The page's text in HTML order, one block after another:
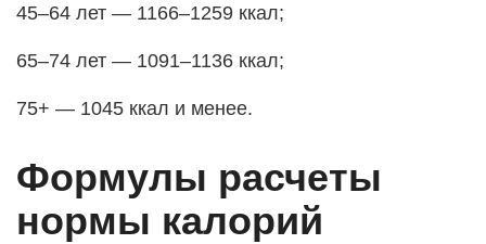
45–64 лет — 1166–1259 ккал;
65–74 лет — 1091–1136 ккал;
75+ — 1045 ккал и менее.
Формулы расчеты
нормы калорий